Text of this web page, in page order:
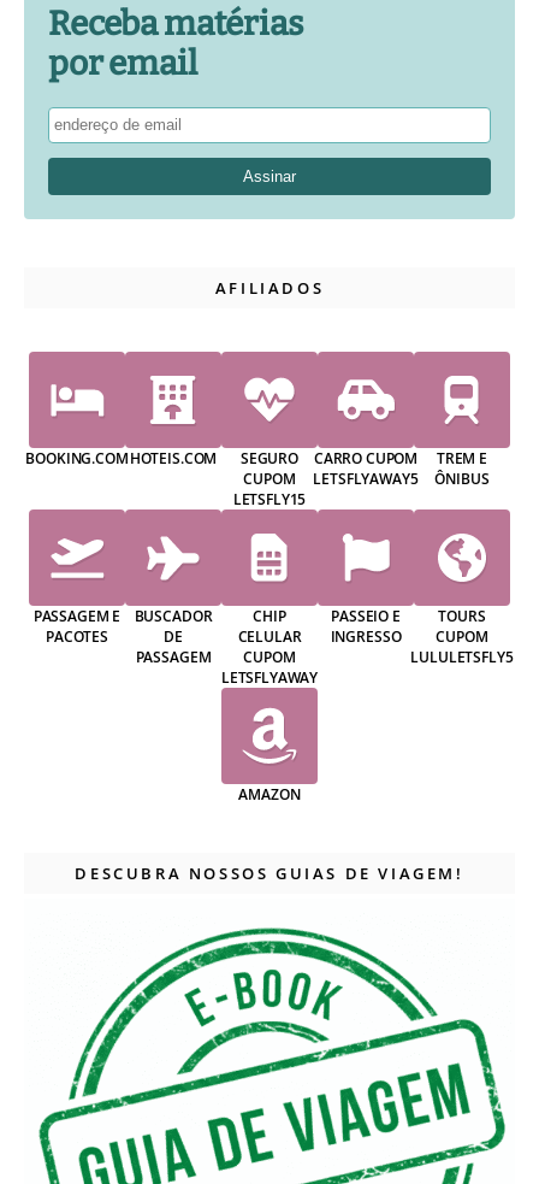
Receba matérias
por email
AFILIADOS
BOOKING.COMHOTEIS.COM
SEGURO
CUPOM
LETSFLY15
CARRO CUPOM
LETSFLYAWAY5
TREM E
ÔNIBUS
PASSAGEM E
PACOTES
BUSCADOR
DE
PASSAGEM
CHIP
CELULAR
CUPOM
LETSFLYAWAY
PASSEIO E
INGRESSO
TOURS
CUPOM
LULULETSFLY5
AMAZON
DESCUBRA NOSSOS GUIAS DE VIAGEM!